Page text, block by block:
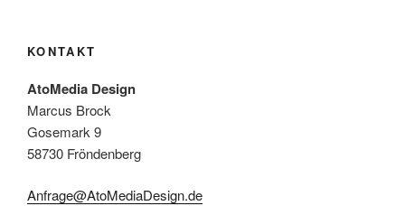
KONTAKT
AtoMedia Design
Marcus Brock
Gosemark 9
58730 Fröndenberg
Anfrage@AtoMediaDesign.de